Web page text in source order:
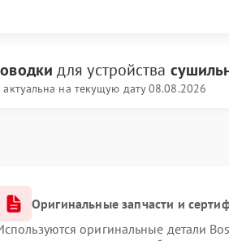
для устройства
на текущую дату 08.08.2026
Оригинальные запчасти и
оригинальные детали